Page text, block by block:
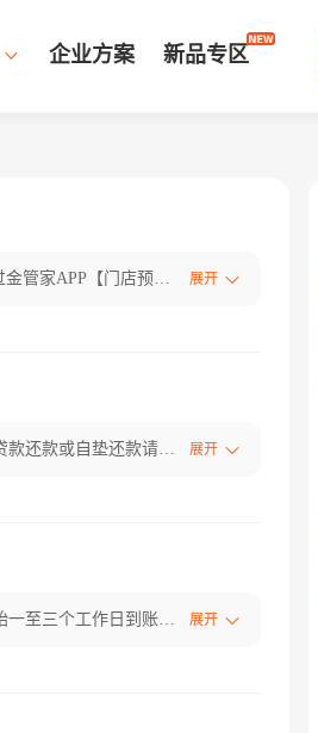
企业方案 新品专区
请点击金管家APP【更新客户信息】办理，若无法办理，可通过金管家APP【门店预约】线下办理或咨询您的保单服务人员协助处理；谢谢。 展开
因平安各专业公司不同，因此有多种还款业务渠道，寿险保单贷款还款或自垫还款请点击金管家APP【保单还款】立即办理。 展开
通过金管家办理的生存金领取，自办理完成后下一个工作日开始一至三个工作日到账，不含周六日及节假日哦~注：1、若生存金还未产生，业务办理完成后，需到返还时间后1-3个工作日到账哦。2、建议您点击金管家APP【保全记录】立即查询，确保业务成功受理。" 展开